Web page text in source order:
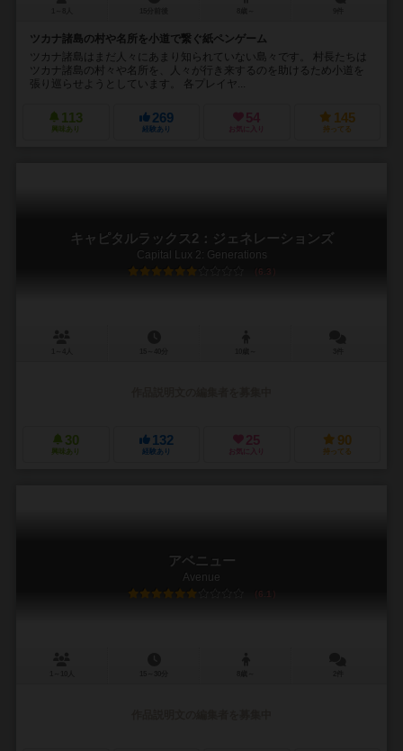
ツカナ諸島の村や名所を小道で繋ぐ紙ペンゲーム
ツカナ諸島はまだ人々にあまり知られていない島々です。 村長たちは
ツカナ諸島の村々や名所を、人々が行き来するのを助けるため小道を
張り巡らせようとしています。 各プレイヤ...
113
興味あり
269
経験あり
54
お気に入り
145
持ってる
キャピタルラックス2：ジェネレーションズ
Capital Lux 2: Generations
6.3
30
興味あり
132
経験あり
25
お気に入り
90
持ってる
アベニュー
Avenue
6.1